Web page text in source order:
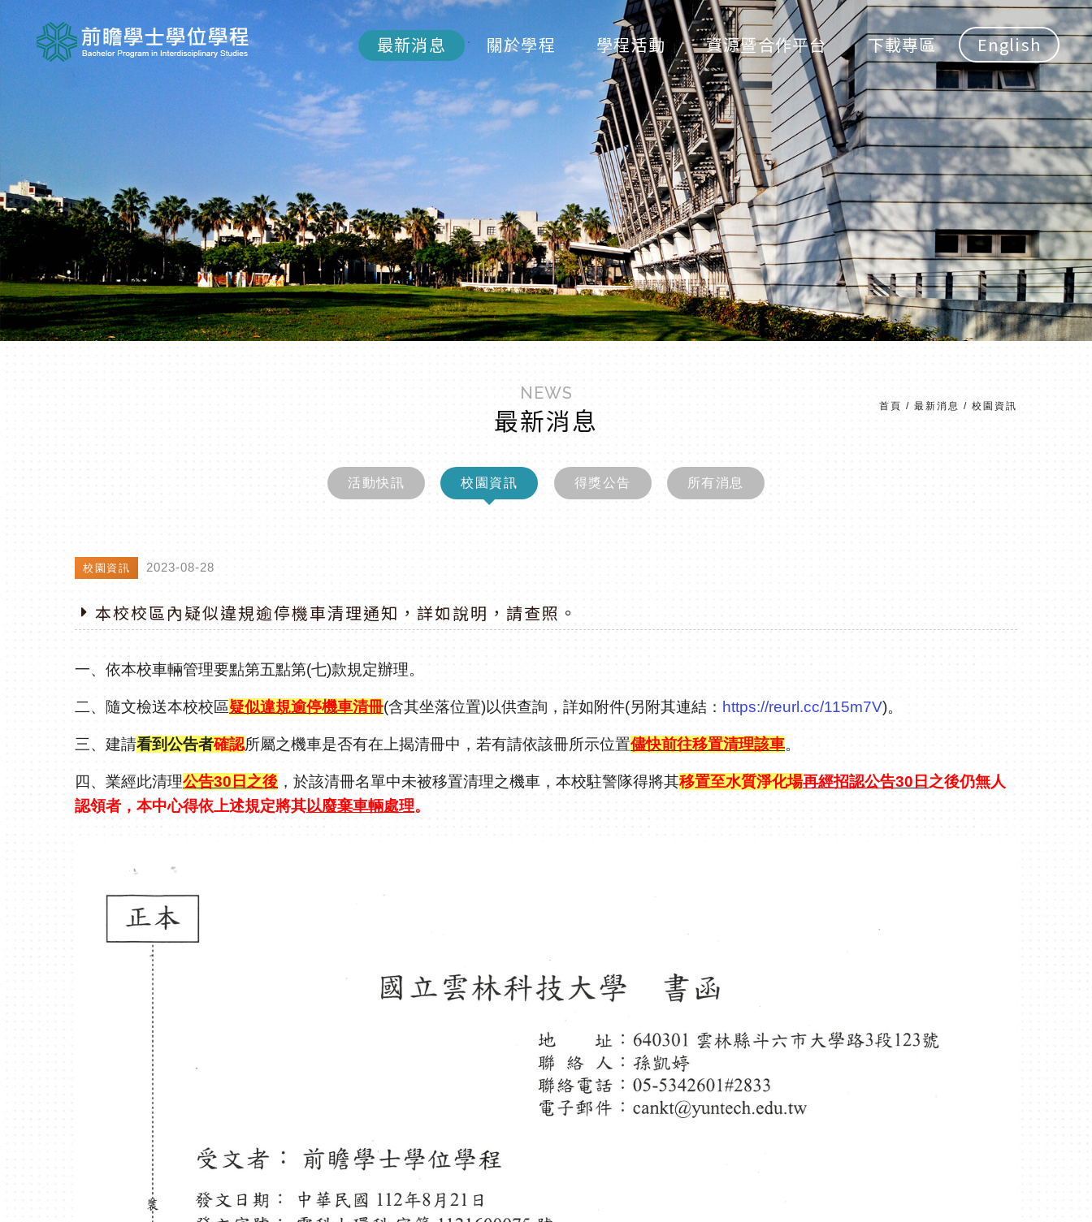
最新消息 關於學程 學程活動 資源暨合作平台 下載專區 English
NEWS
最新消息
活動快訊 校園資訊 得獎公告 所有消息
校園資訊 2023-08-28
本校校區內疑似違規逾停機車清理通知，詳如說明，請查照。
一、依本校車輛管理要點第五點第(七)款規定辦理。
二、隨文檢送本校校區疑似違規逾停機車清冊(含其坐落位置)以供查詢，詳如附件(另附其連結： https://reurl.cc/115m7V)。
三、建請看到公告者確認所屬之機車是否有在上揭清冊中， 若有請依該冊所示位置儘快前往移置清理該車。
四、業經此清理公告30 日之後 ， 於該清冊名單中未被移置清理之機車，本校駐警隊得將其移置至水質淨化場再經招認公告30 日 之後仍無人
認領者， 本中心得依上述規定將其以廢棄車輛處理。
首頁 / 最新消息 / 校園資訊